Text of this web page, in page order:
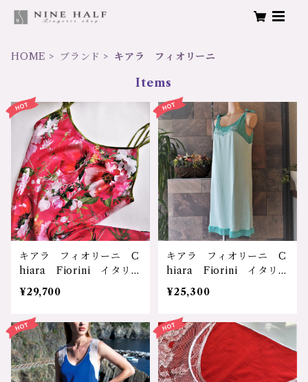
HOME ブランド キアラ フィオリーニ
Items
キアラ フィオリーニ C
hiara Fiorini イタリ
ア ボローニャ 輸入 マ
イクロモダール 天然素
材 レース 吸湿性 通気
性 高級感 リゾート ル
ームウェア 部屋着 ナイ
ティ 可愛い セクシー
ゆったり リラックス お
¥29,700
キアラ フィオリーニ C
hiara Fiorini イタリ
ア ボローニャ 輸入 レ
ーヨン レース 吸湿性
通気性 高級感 リゾー
ト ルームウェア 部屋
着 可愛い ゆったり リ
ラックス お家で過ごす
楽しい気分 気分アップ
¥25,300